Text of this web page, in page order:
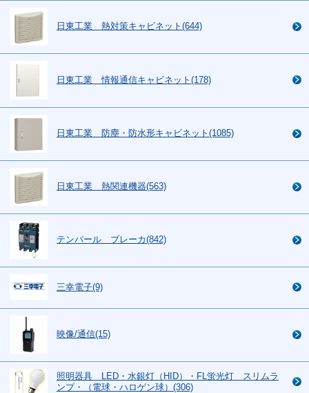
日東工業 熱対策キャビネット(644)
日東工業 情報通信キャビネット(178)
日東工業 防塵・防水形キャビネット(1085)
日東工業 熱関連機器(563)
テンパール ブレーカ(842)
三幸電子(9)
映像/通信(15)
照明器具 LED・水銀灯（HID）・FL蛍光灯 スリムラ
ンプ・（電球・ハロゲン球）(306)